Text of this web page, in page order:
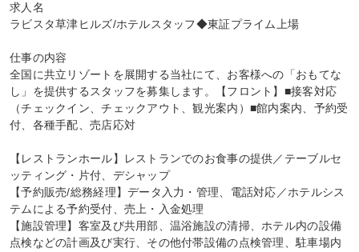
求人名
ラビスタ草津ヒルズ/ホテルスタッフ◆東証プライム上場
仕事の内容
全国に共立リゾートを展開する当社にて、お客様への「おもてな
し」を提供するスタッフを募集します。【フロント】■接客対応
（チェックイン、チェックアウト、観光案内）■館内案内、予約受
付、各種手配、売店応対
【レストランホール】レストランでのお食事の提供／テーブルセ
ッティング・片付、デシャップ
【予約販売/総務経理】データ入力・管理、電話対応／ホテルシス
テムによる予約受付、売上・入金処理
【施設管理】客室及び共用部、温浴施設の清掃、ホテル内の設備
点検などの計画及び実行、その他付帯設備の点検管理、駐車場内